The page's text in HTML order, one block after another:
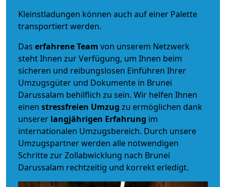
Kleinstladungen können auch auf einer Palette
transportiert werden.
Das erfahrene Team von unserem Netzwerk
steht Ihnen zur Verfügung, um Ihnen beim
sicheren und reibungslosen Einführen Ihrer
Umzugsgüter und Dokumente in Brunei
Darussalam behilflich zu sein. Wir helfen Ihnen
einen stressfreien Umzug zu ermöglichen dank
unserer langjährigen Erfahrung im
internationalen Umzugsbereich. Durch unsere
Umzugspartner werden alle notwendigen
Schritte zur Zollabwicklung nach Brunei
Darussalam rechtzeitig und korrekt erledigt.